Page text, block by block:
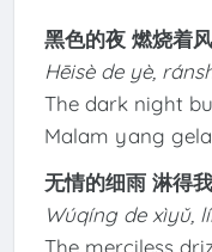
黑色的夜 燃烧着风
Hēisè de yè,
The dark night
Malam yang
无情的细雨 淋得
Wúqíng de xìyǔ,
The merciless